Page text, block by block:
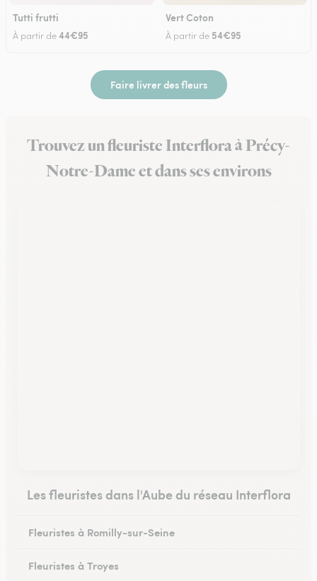
Tutti frutti
À partir de44€95
Vert Coton
À partir de 54€95
Faire livrer des fleurs
Trouvez un fleuriste Interflora à Précy-
Notre-Dame et dans ses environs
Les fleuristes dans l'Aube du réseau Interflora
Fleuristes à Romilly-sur-Seine
Fleuristes à Troyes